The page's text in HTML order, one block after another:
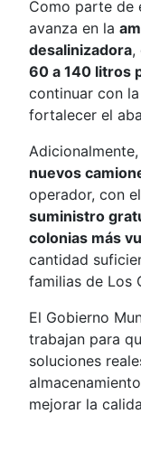
Como parte de
avanza en la
desalinizadora,
60 a 140 litros
continuar con
fortalecer el
nuevos
operador, con
suministro
colonias más
cantidad
familias de Los
El Gobierno
trabajan para
soluciones
mejorar la